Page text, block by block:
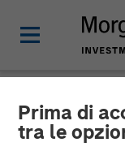
Prima di
tra le
NEWSROOM